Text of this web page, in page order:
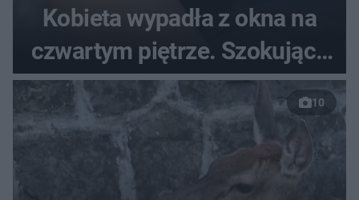
Kobieta wypadła z okna na
czwartym piętrze. Szokujące
nagranie trafiło do sieci
10